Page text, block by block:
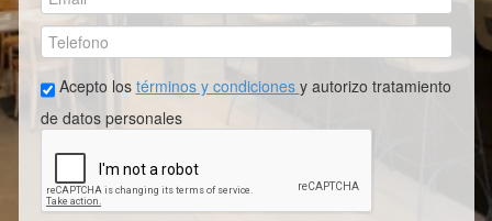
Acepto los términos y condiciones y autorizo tratamiento
de datos personales